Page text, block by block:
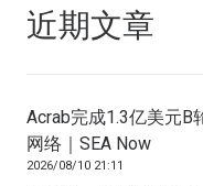
近期文章
Acrab完成1.3亿美元B
网络｜SEA Now
2026/08/10 21:11